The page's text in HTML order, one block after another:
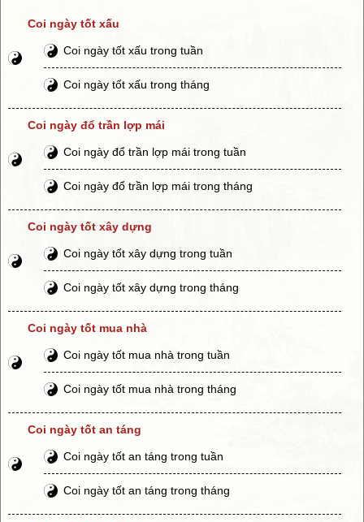
Coi ngày tốt xấu
Coi ngày tốt xấu trong tuần
Coi ngày tốt xấu trong tháng
Coi ngày đổ trần lợp mái
Coi ngày đổ trần lợp mái trong tuần
Coi ngày đổ trần lợp mái trong tháng
Coi ngày tốt xây dựng
Coi ngày tốt xây dựng trong tuần
Coi ngày tốt xây dựng trong tháng
Coi ngày tốt mua nhà
Coi ngày tốt mua nhà trong tuần
Coi ngày tốt mua nhà trong tháng
Coi ngày tốt an táng
Coi ngày tốt an táng trong tuần
Coi ngày tốt an táng trong tháng